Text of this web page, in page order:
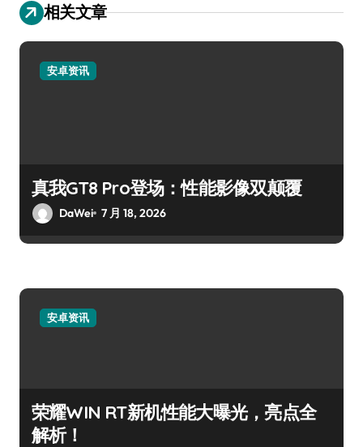
相关文章
安卓资讯
真我GT8 Pro登场：性能影像双颠覆
DaWei 7 月 18, 2026
安卓资讯
荣耀WIN RT新机性能大曝光，亮点全
解析！